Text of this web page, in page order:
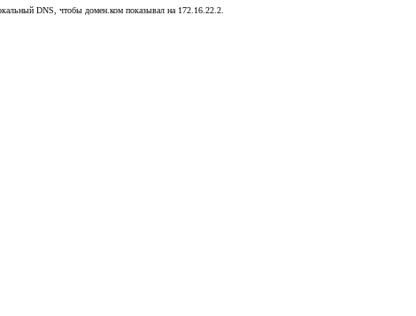
DNS, чтобы домен.ком показывал на 172.16.22.2.